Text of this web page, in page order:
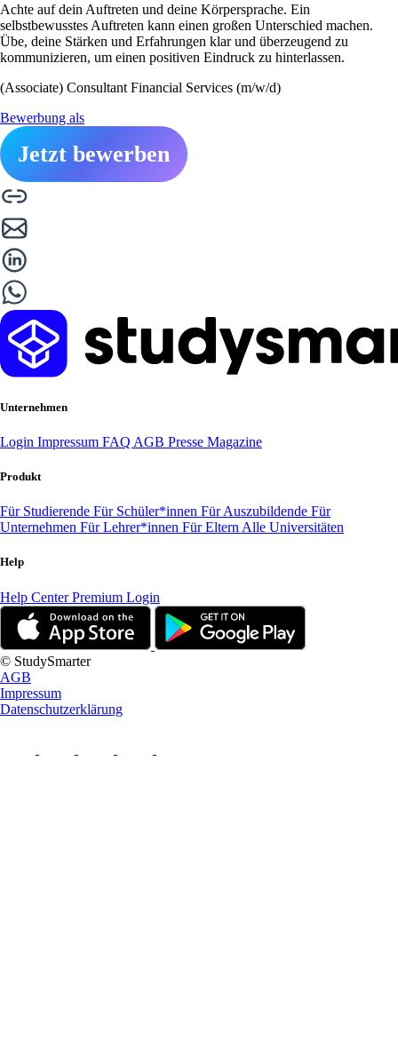
Achte auf dein Auftreten und deine Körpersprache. Ein
selbstbewusstes Auftreten kann einen großen Unterschied machen.
Übe, deine Stärken und Erfahrungen klar und überzeugend zu
kommunizieren, um einen positiven Eindruck zu hinterlassen.
(Associate) Consultant Financial Services (m/w/d)
Bewerbung als
Jetzt bewerben
Unternehmen
Login Impressum FAQ AGB Presse Magazine
Produkt
Für Studierende Für Schüler*innen Für Auszubildende Für
Unternehmen Für Lehrer*innen Für Eltern Alle Universitäten
Help
Help CenterPremium Login
© StudySmarter
AGB
Impressum
Datenschutzerklärung